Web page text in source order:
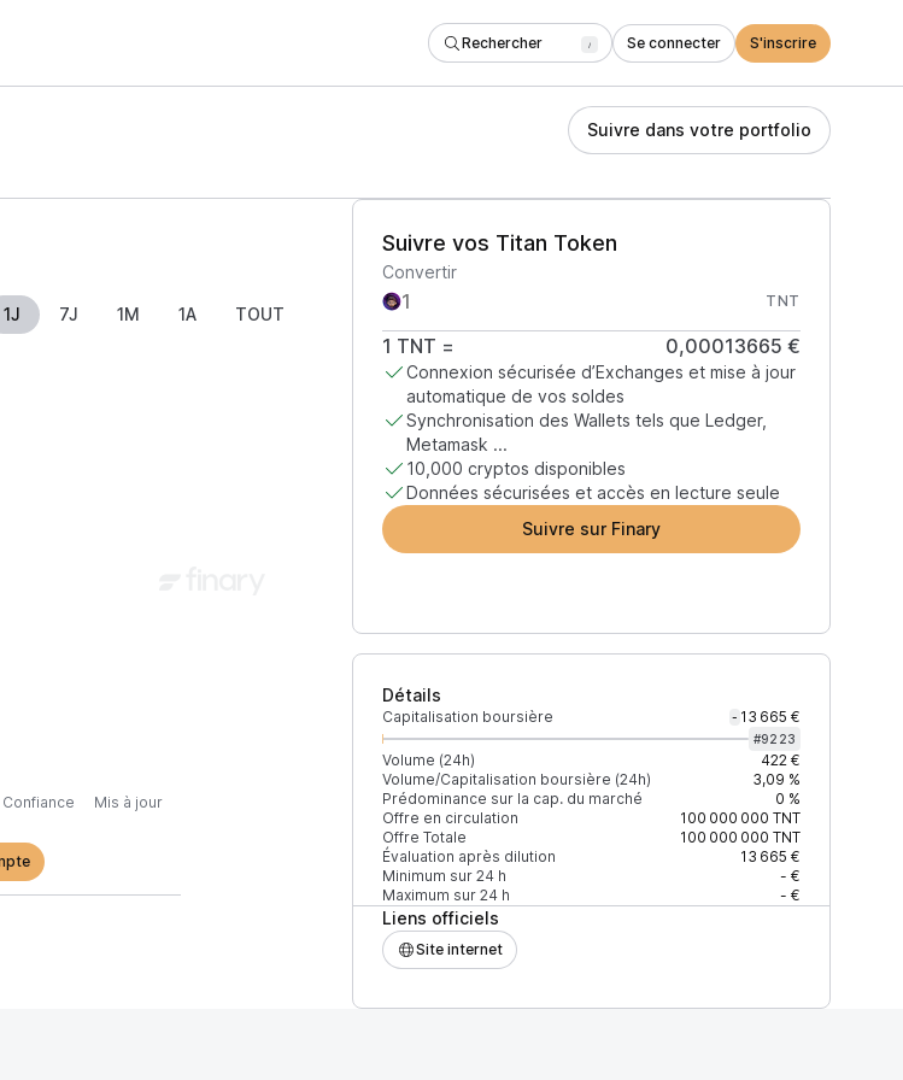
Rechercher / Se connecter S'inscrire
Suivre dans votre portfolio
1J 7J 1M 1A TOUT
Suivre vos Titan Token
Convertir
TNT
1 TNT = 0,00013665 €
Connexion sécurisée d’Exchanges et mise à jour
automatique de vos soldes
Synchronisation des Wallets tels que Ledger,
Metamask ...
10,000 cryptos disponibles
Données sécurisées et accès en lecture seule
Suivre sur Finary
Détails
Capitalisation boursière - 13 665 €
#9223
Volume (24h)
422 €
Volume/Capitalisation boursière (24h)
3,09 %
Prédominance sur la cap. du marché
0 %
Offre en circulation
100 000 000 TNT
Offre Totale
100 000 000 TNT
Évaluation après dilution
13 665 €
Minimum sur 24 h
- €
Maximum sur 24 h
- €
Liens officiels
Site internet
Confiance Mis à jour